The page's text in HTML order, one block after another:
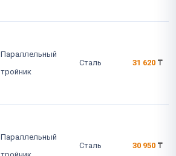
Параллельный
тройник
Сталь 31 620 ₸
Параллельный
Сталь 30 950 ₸